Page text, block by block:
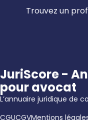
Trouvez un
JuriScore -
pour avocat
L’annuaire juridique de
CGUCGVMentions